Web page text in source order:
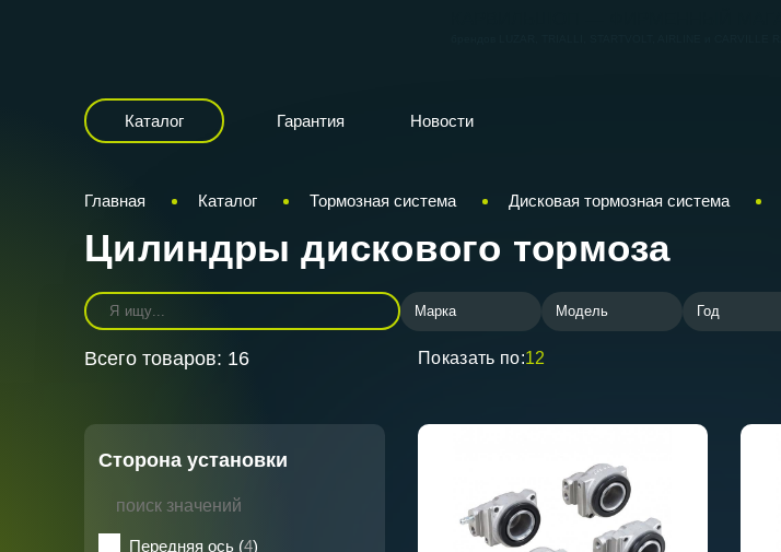
Каталог Гарантия Новости
Главная Каталог Тормозная система Дисковая тормозная система
Цилиндры дискового тормоза
Марка Модель Год
Всего товаров: 16
Сторона установки
Передняя ось (4)
Показать по:12